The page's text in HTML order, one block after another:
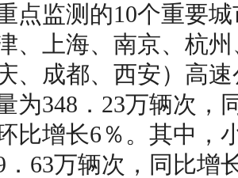
监测的10个重要城
、上海、南京、杭
、成都、西安）高
为348．23万辆次，
比增长6％。其中，
．63万辆次，同比增